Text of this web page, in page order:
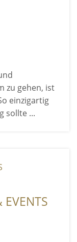
zu gehen, ist
einzigartig
sollte ...